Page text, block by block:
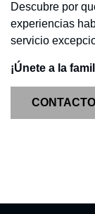
Descubre por
experiencias
servicio
¡Únete a la
CONTACTO